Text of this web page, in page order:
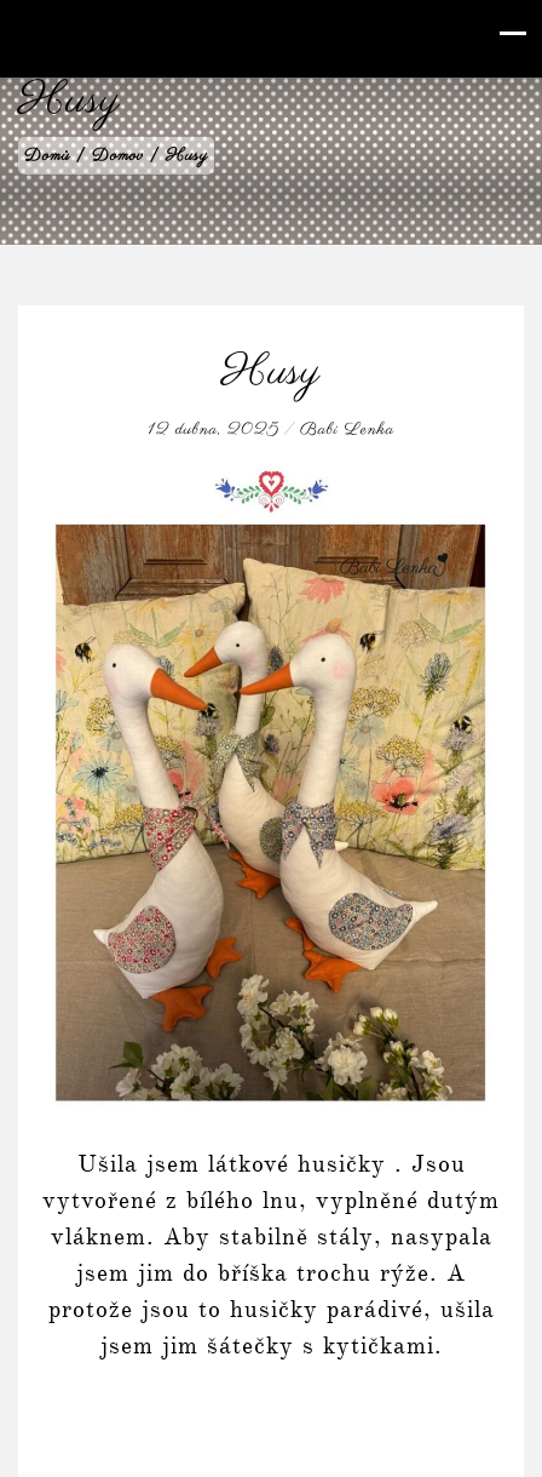
Husy
Domů|Domov |Husy
Husy
12 dubna, 2025/ Babi Lenka
Ušila jsem látkové husičky . Jsou
vytvořené z bílého lnu, vyplněné dutým
vláknem. Aby stabilně stály, nasypala
jsem jim do bříška trochu rýže. A
protože jsou to husičky parádivé, ušila
jsem jim šátečky s kytičkami.